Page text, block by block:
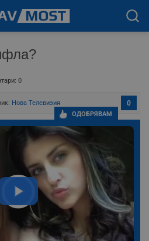
0
Нова Телевизия 0
ОДОБРЯВАМ